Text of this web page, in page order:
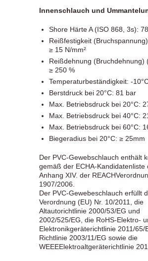
Innenschlauch und
Shore Härte A (ISO 868, 3s):
Reißfestigkeit
≥ 15 N/mm²
Reißdehnung (Bruchdehnung)
≥ 250 %
Temperaturbeständigkeit: -
Berstdruck bei 20°C: 81 bar
Max. Betriebsdruck bei 20°C:
Max. Betriebsdruck bei 40°C:
Max. Betriebsdruck bei 60°C:
Biegeradius bei 20°C: ≥ 25mm
Der PVC-Gewebschlauch enthält
gemäß der ECHA-Kandidatenliste
Anhang XIV. der
1907/2006.
Der PVC-Gewebeschlauch erfüllt
Verordnung (EU) Nr. 10/2011, die
Altautorichtlinie 2000/53/EG und
2002/525/EG, die RoHS-Elektro-
Elektronikgeräterichtlinie 2011/65/
Richtlinie 2003/11/EG sowie die
WEEEElektroaltgeräterichtlinie